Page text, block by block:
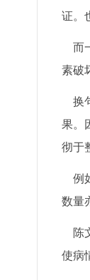
证。
而
素破
换
果。
彻于
例
数量
陈
使病